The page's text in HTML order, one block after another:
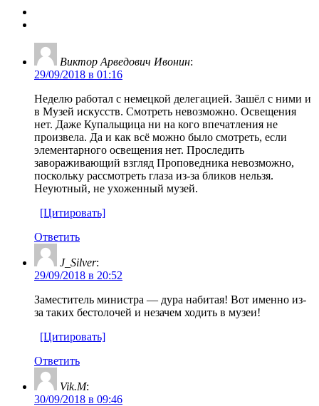
Виктор Арведович Ивонин:
29/09/2018 в 01:16
Неделю работал с немецкой делегацией. Зашёл с ними и
в Музей искусств. Смотреть невозможно. Освещения
нет. Даже Купальщица ни на кого впечатления не
произвела. Да и как всё можно было смотреть, если
элементарного освещения нет. Проследить
завораживающий взгляд Проповедника невозможно,
поскольку рассмотреть глаза из-за бликов нельзя.
Неуютный, не ухоженный музей.
[Цитировать]
Ответить
J_Silver:
29/09/2018 в 20:52
Заместитель министра — дура набитая! Вот именно из-
за таких бестолочей и незачем ходить в музеи!
[Цитировать]
Ответить
Vik.M:
30/09/2018 в 09:46